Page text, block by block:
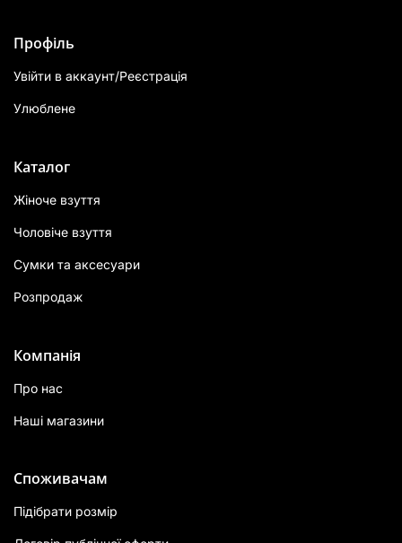
Профіль
Увійти в аккаунт/Реєстрація
Улюблене
Каталог
Жіноче взуття
Чоловіче взуття
Сумки та аксесуари
Розпродаж
Компанія
Про нас
Наші магазини
Споживачам
Підібрати розмір